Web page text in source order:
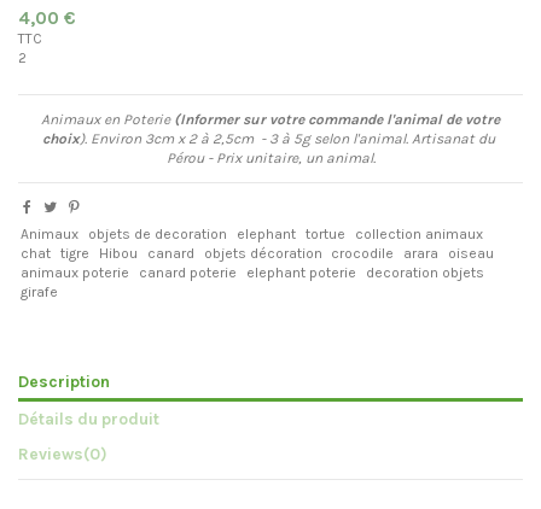
4,00 €
TTC
2
Animaux en Poterie (Informer sur votre commande l'animal de votre
choix). Environ 3cm x 2 à 2,5cm - 3 à 5g selon l'animal. Artisanat du
Pérou - Prix unitaire, un animal.
Animaux objets de decoration elephant tortue
collection animaux
chat tigre Hibou canard objets décoration crocodile arara
oiseau
animaux poterie
canard poterie elephant poterie
decoration objets
girafe
Description
Détails du produit
Reviews(0)